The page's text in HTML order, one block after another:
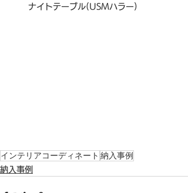
ナイトテーブル(USMハラー)
インテリアコーディネート 納入事例
納入事例